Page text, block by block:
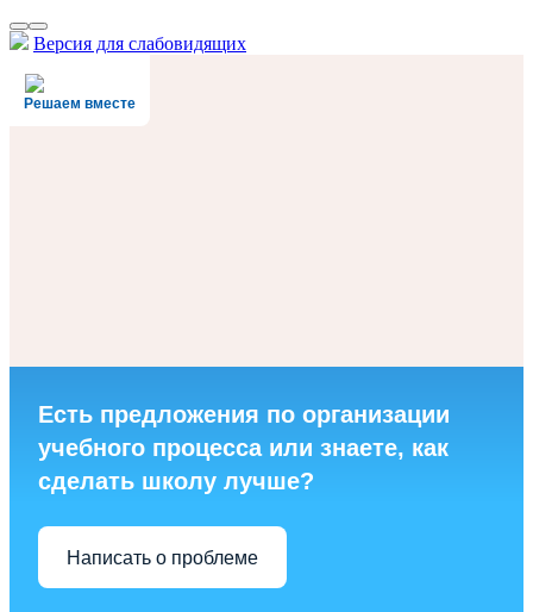
Версия для слабовидящих
Решаем вместе
Есть предложения по организации
учебного процесса или знаете, как
сделать школу лучше?
Написать о проблеме